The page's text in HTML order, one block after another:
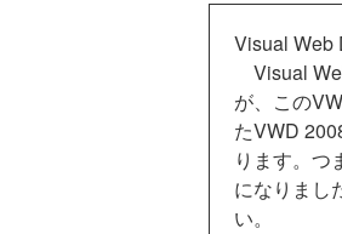
Visual Web
Visual
が、この
たVWD
ります。つ
になりまし
い。